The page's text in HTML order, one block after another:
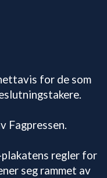
for de som
Fagpressen.
regler for
seg rammet av